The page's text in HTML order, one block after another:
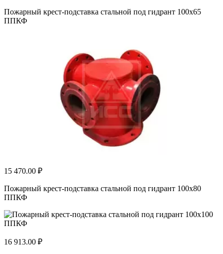
Пожарный крест-подставка стальной под гидрант 100х65
ППКФ
15 470.00 ₽
Пожарный крест-подставка стальной под гидрант 100х80
ППКФ
16 913.00 ₽